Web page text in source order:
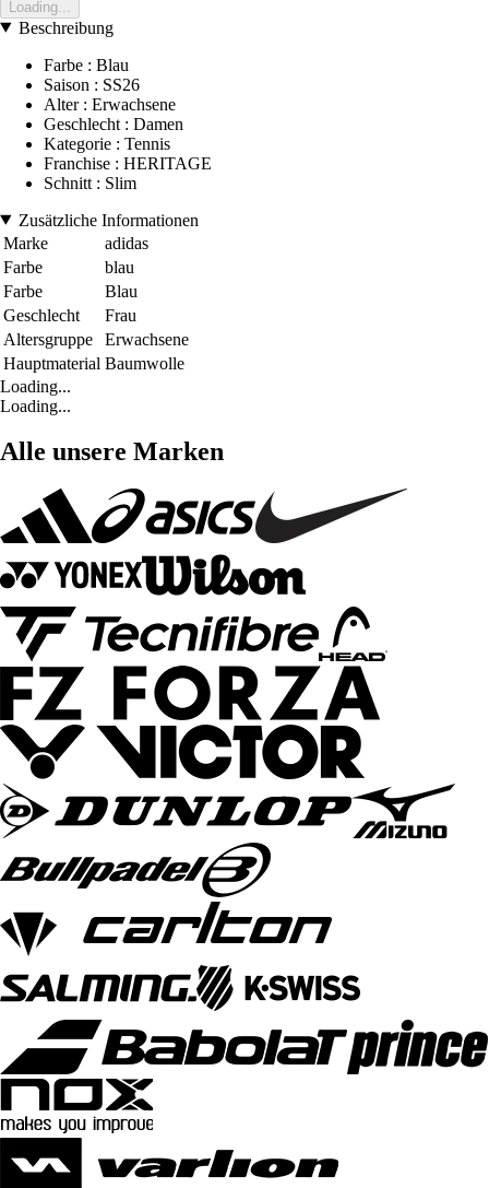
Loading...
Beschreibung
Farbe : Blau
Saison : SS26
Alter : Erwachsene
Geschlecht : Damen
Kategorie : Tennis
Franchise : HERITAGE
Schnitt : Slim
Zusätzliche Informationen
Marke
adidas
Farbe
blau
Farbe
Blau
Geschlecht
Frau
Altersgruppe
Erwachsene
Hauptmaterial Baumwolle
Loading...
Loading...
Alle unsere Marken